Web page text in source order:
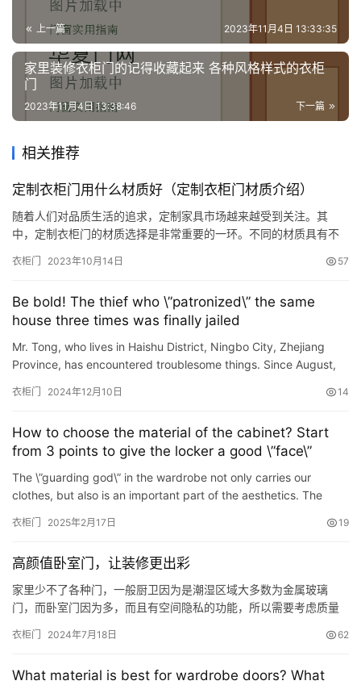
上一篇 2023年11月4日 13:33:35
家里装修衣柜门的记得收藏起来 各种风格样式的衣柜
门
下一篇
2023年11月4日 13:38:46
相关推荐
定制衣柜门用什么材质好（定制衣柜门材质介绍）
随着人们对品质生活的追求，定制家具市场越来越受到关注。其
中，定制衣柜门的材质选择是非常重要的一环。不同的材质具有不
好。 实木门 实木门是定制衣柜门中最常见的材质之一。实木门使用
于美观大方、环保性好、耐用性强。但是，实木门的缺点也很明
显，价格较高，…
衣柜门 2023年10月14日 57
Be bold! The thief who \”patronized\” the same
house three times was finally jailed
Mr. Tong, who lives in Haishu District, Ningbo City, Zhejiang
Province, has encountered troublesome things. Since August,
衣柜门 2024年12月10日 14
How to choose the material of the cabinet? Start
from 3 points to give the locker a good \”face\”
The \”guarding god\” in the wardrobe not only carries our
clothes, but also is an important part of the aesthetics. The
衣柜门 2025年2月17日 19
高颜值卧室门，让装修更出彩
家里少不了各种门，一般厨卫因为是潮湿区域大多数为金属玻璃
门，而卧室门因为多，而且有空间隐私的功能，所以需要考虑质量
平板室内门 真正的弱化了存在感，作为家里装饰的点缀，同时又具
脚线同时采用4公分极窄，特别是刚需户型，可以让木门更显轻巧，
衣柜门 2024年7月18日 62
What material is best for wardrobe doors? What